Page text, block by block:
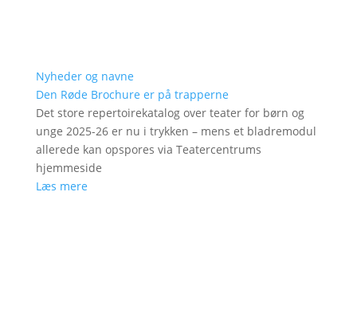
Nyheder og navne
Den Røde Brochure er på trapperne
Det store repertoirekatalog over teater for børn og
unge 2025-26 er nu i trykken – mens et bladremodul
allerede kan opspores via Teatercentrums
hjemmeside
Læs mere